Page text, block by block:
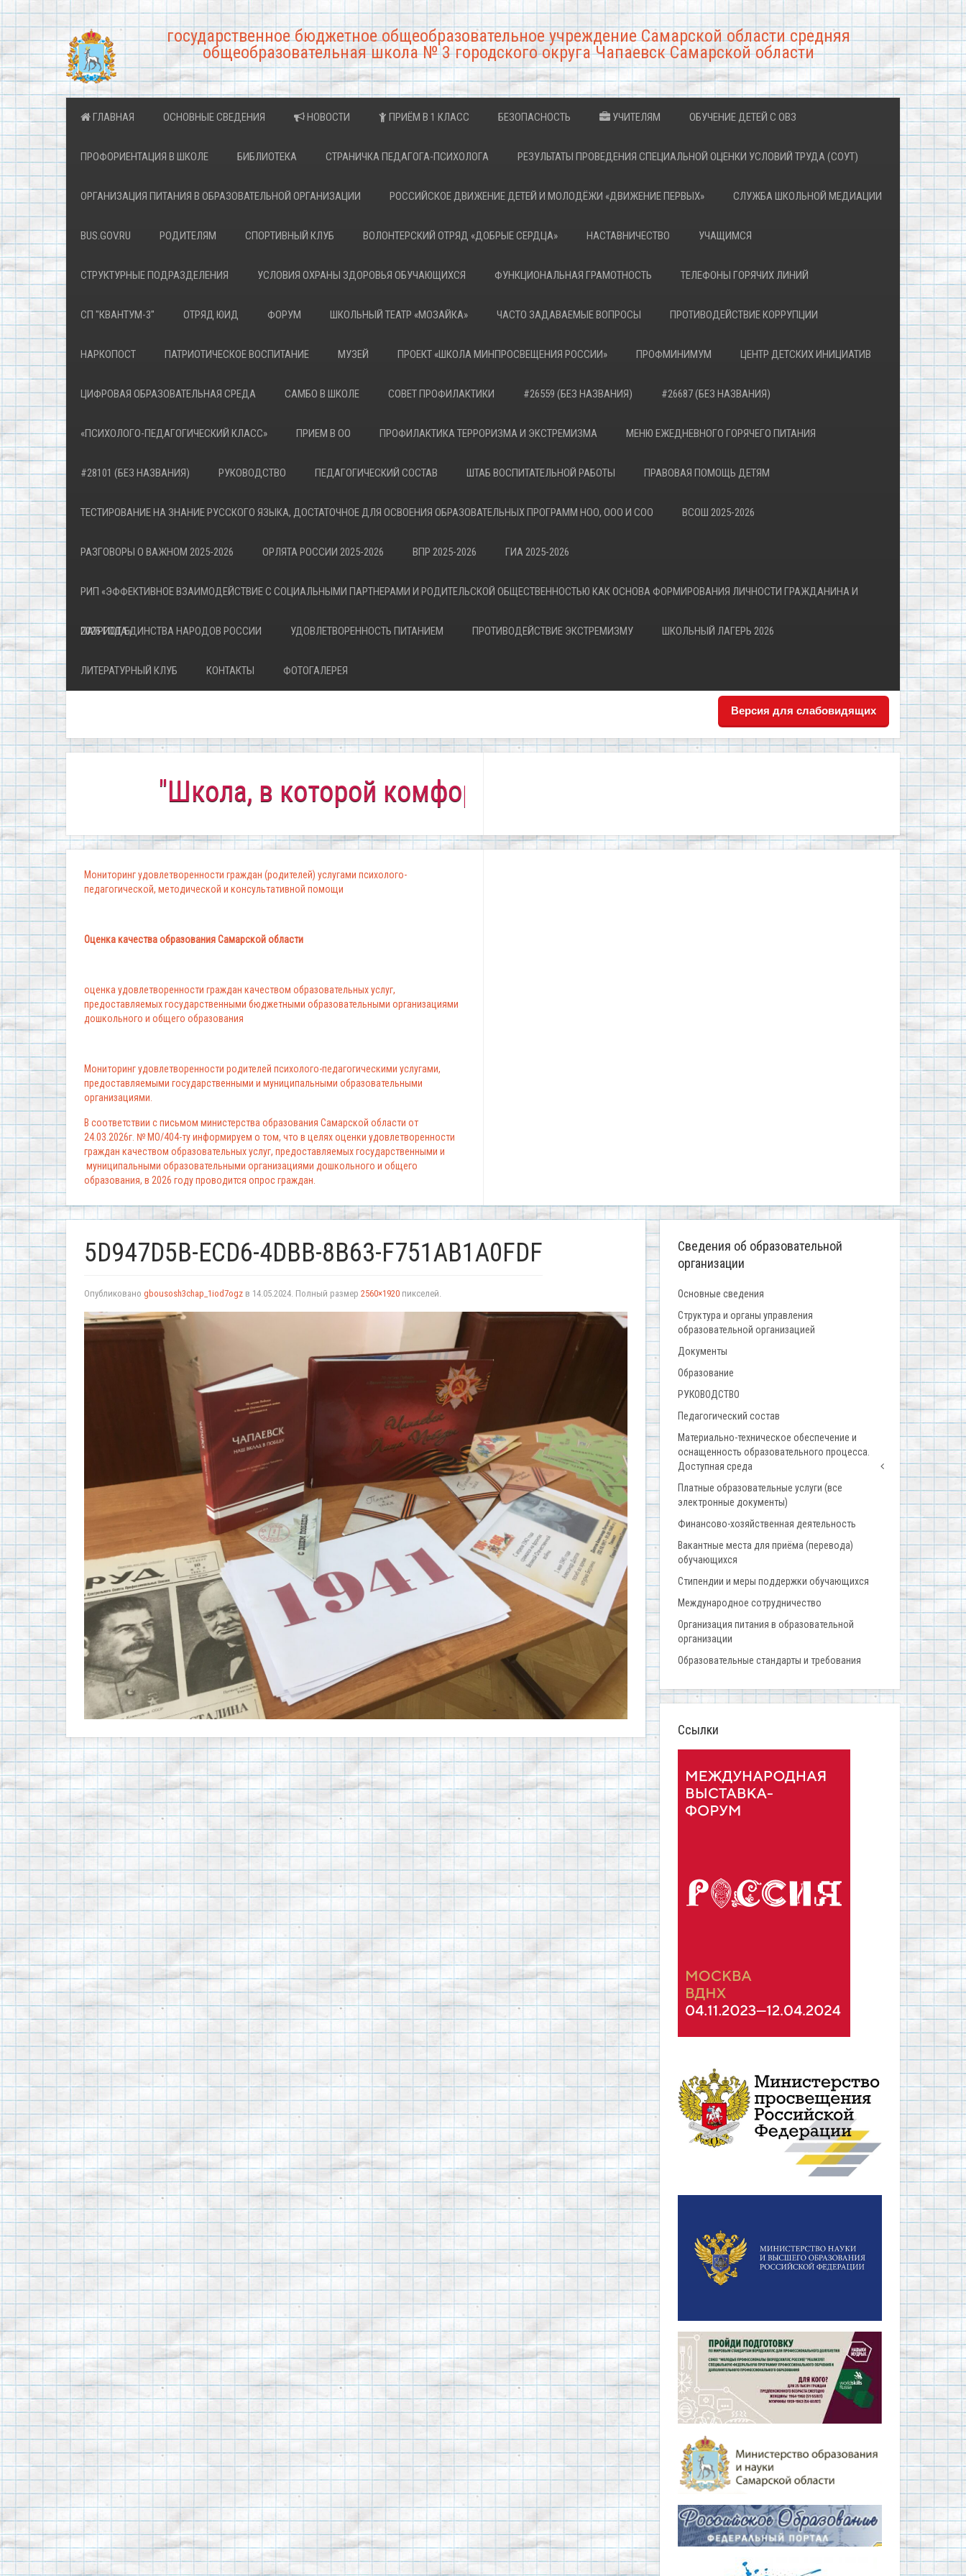
государственное бюджетное общеобразовательное учреждение Самарской области средняя
общеобразовательная школа № 3 городского округа Чапаевск Самарской области
ГЛАВНАЯ ОСНОВНЫЕ СВЕДЕНИЯ НОВОСТИ ПРИЁМ В 1 КЛАСС БЕЗОПАСНОСТЬ УЧИТЕЛЯМ ОБУЧЕНИЕ ДЕТЕЙ С ОВЗ
ПРОФОРИЕНТАЦИЯ В ШКОЛЕ БИБЛИОТЕКА СТРАНИЧКА ПЕДАГОГА-ПСИХОЛОГА РЕЗУЛЬТАТЫ ПРОВЕДЕНИЯ СПЕЦИАЛЬНОЙ ОЦЕНКИ УСЛОВИЙ ТРУДА (СОУТ)
ОРГАНИЗАЦИЯ ПИТАНИЯ В ОБРАЗОВАТЕЛЬНОЙ ОРГАНИЗАЦИИ РОССИЙСКОЕ ДВИЖЕНИЕ ДЕТЕЙ И МОЛОДЁЖИ «ДВИЖЕНИЕ ПЕРВЫХ» СЛУЖБА ШКОЛЬНОЙ МЕДИАЦИИ
BUS.GOV.RU РОДИТЕЛЯМ СПОРТИВНЫЙ КЛУБ ВОЛОНТЕРСКИЙ ОТРЯД «ДОБРЫЕ СЕРДЦА» НАСТАВНИЧЕСТВО УЧАЩИМСЯ
СТРУКТУРНЫЕ ПОДРАЗДЕЛЕНИЯ УСЛОВИЯ ОХРАНЫ ЗДОРОВЬЯ ОБУЧАЮЩИХСЯ ФУНКЦИОНАЛЬНАЯ ГРАМОТНОСТЬ ТЕЛЕФОНЫ ГОРЯЧИХ ЛИНИЙ
СП "КВАНТУМ-3" ОТРЯД ЮИД ФОРУМ ШКОЛЬНЫЙ ТЕАТР «МОЗАЙКА» ЧАСТО ЗАДАВАЕМЫЕ ВОПРОСЫ ПРОТИВОДЕЙСТВИЕ КОРРУПЦИИ
НАРКОПОСТ ПАТРИОТИЧЕСКОЕ ВОСПИТАНИЕ МУЗЕЙ ПРОЕКТ «ШКОЛА МИНПРОСВЕЩЕНИЯ РОССИИ» ПРОФМИНИМУМ ЦЕНТР ДЕТСКИХ ИНИЦИАТИВ
ЦИФРОВАЯ ОБРАЗОВАТЕЛЬНАЯ СРЕДА САМБО В ШКОЛЕ СОВЕТ ПРОФИЛАКТИКИ #26559 (БЕЗ НАЗВАНИЯ) #26687 (БЕЗ НАЗВАНИЯ)
«ПСИХОЛОГО-ПЕДАГОГИЧЕСКИЙ КЛАСС» ПРИЕМ В ОО ПРОФИЛАКТИКА ТЕРРОРИЗМА И ЭКСТРЕМИЗМА МЕНЮ ЕЖЕДНЕВНОГО ГОРЯЧЕГО ПИТАНИЯ
#28101 (БЕЗ НАЗВАНИЯ) РУКОВОДСТВО ПЕДАГОГИЧЕСКИЙ СОСТАВ ШТАБ ВОСПИТАТЕЛЬНОЙ РАБОТЫ ПРАВОВАЯ ПОМОЩЬ ДЕТЯМ
ТЕСТИРОВАНИЕ НА ЗНАНИЕ РУССКОГО ЯЗЫКА, ДОСТАТОЧНОЕ ДЛЯ ОСВОЕНИЯ ОБРАЗОВАТЕЛЬНЫХ ПРОГРАММ НОО, ООО И СОО ВСОШ 2025-2026
РАЗГОВОРЫ О ВАЖНОМ 2025-2026 ОРЛЯТА РОССИИ 2025-2026 ВПР 2025-2026 ГИА 2025-2026
РИП «ЭФФЕКТИВНОЕ ВЗАИМОДЕЙСТВИЕ С СОЦИАЛЬНЫМИ ПАРТНЕРАМИ И РОДИТЕЛЬСКОЙ ОБЩЕСТВЕННОСТЬЮ КАК ОСНОВА ФОРМИРОВАНИЯ ЛИЧНОСТИ ГРАЖДАНИНА И
ПАТРИОТА»
2026 ГОД ЕДИНСТВА НАРОДОВ РОССИИ УДОВЛЕТВОРЕННОСТЬ ПИТАНИЕМ ПРОТИВОДЕЙСТВИЕ ЭКСТРЕМИЗМУ ШКОЛЬНЫЙ ЛАГЕРЬ 2026
ЛИТЕРАТУРНЫЙ КЛУБ КОНТАКТЫ ФОТОГАЛЕРЕЯ
Версия для слабовидящих
"Школа, в которой комфортно всем!"
Мониторинг удовлетворенности граждан (родителей) услугами психолого-
педагогической, методической и консультативной помощи
Оценка качества образования Самарской области
оценка удовлетворенности граждан качеством образовательных услуг,
предоставляемых государственными бюджетными образовательными организациями
дошкольного и общего образования
Мониторинг удовлетворенности родителей психолого-педагогическими услугами,
предоставляемыми государственными и муниципальными образовательными
организациями.
В соответствии с письмом министерства образования Самарской области от
24.03.2026г. № МО/404-ту информируем о том, что в целях оценки удовлетворенности
граждан качеством образовательных услуг, предоставляемых государственными и
муниципальными образовательными организациями дошкольного и общего
образования, в 2026 году проводится опрос граждан.
5D947D5B-ECD6-4DBB-8B63-F751AB1A0FDF
Опубликовано gbousosh3chap_1iod7ogz в 14.05.2024. Полный размер 2560×1920 пикселей.
Сведения об образовательной
организации
Основные сведения
Структура и органы управления
образовательной организацией
Документы
Образование
РУКОВОДСТВО
Педагогический состав
Материально-техническое обеспечение и
оснащенность образовательного процесса.
Доступная среда
Платные образовательные услуги (все
электронные документы)
Финансово-хозяйственная деятельность
Вакантные места для приёма (перевода)
обучающихся
Стипендии и меры поддержки обучающихся
Международное сотрудничество
Организация питания в образовательной
организации
Образовательные стандарты и требования
Ссылки